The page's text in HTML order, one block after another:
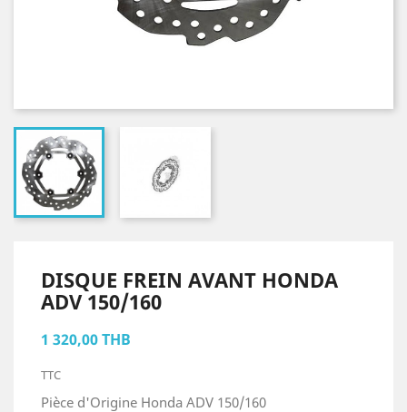
DISQUE FREIN AVANT HONDA
ADV 150/160
1 320,00 THB
TTC
Pièce d'Origine Honda ADV 150/160